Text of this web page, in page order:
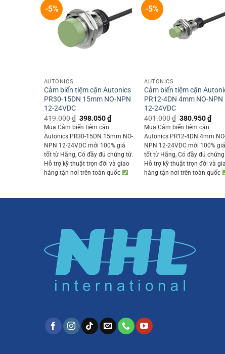
-5%
AUTONICS
Cảm biến tiệm cận Autonics
PR30-15DN 15mm NO-NPN
12-24VDC
419.000₫ Original
price
was:
419.000 ₫.
398.050₫Current
price
398.050 ₫.
Mua Cảm biến tiệm cận
Autonics PR30-15DN 15mm NO-
NPN 12-24VDC mới 100% giá
tốt từ Hãng, Có đầy đủ chứng từ.
Hỗ trợ kỹ thuật trọn đời và giao
hàng tận nơi trên toàn quốc
-5%
AUTONICS
Cảm biến tiệm cận
PR12-4DN 4mm NO-NPN
12-24VDC
401.000₫ Original
price
was:
401.000 ₫.
380.950₫
price
is:
Mua Cảm biến tiệm cận
Autonics PR12-4DN 4mm
NPN 12-24VDC mới 100% giá
tốt từ Hãng, Có đầy đủ
Hỗ trợ kỹ thuật trọn đời và
hàng tận nơi trên toàn quốc